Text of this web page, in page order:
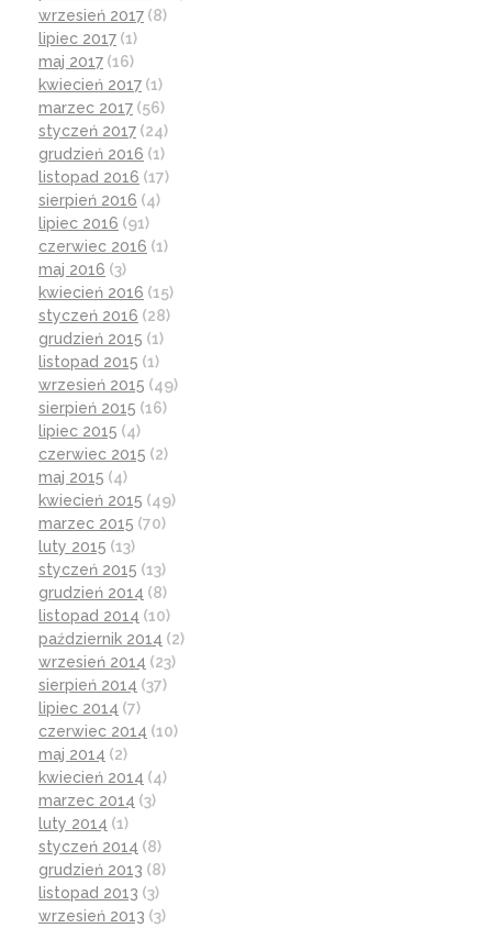
wrzesień 2017 (8)
lipiec 2017 (1)
maj 2017 (16)
kwiecień 2017 (1)
marzec 2017 (56)
styczeń 2017 (24)
grudzień 2016 (1)
listopad 2016 (17)
sierpień 2016 (4)
lipiec 2016 (91)
czerwiec 2016 (1)
maj 2016 (3)
kwiecień 2016 (15)
styczeń 2016 (28)
grudzień 2015 (1)
listopad 2015 (1)
wrzesień 2015 (49)
sierpień 2015 (16)
lipiec 2015 (4)
czerwiec 2015 (2)
maj 2015 (4)
kwiecień 2015 (49)
marzec 2015 (70)
luty 2015 (13)
styczeń 2015 (13)
grudzień 2014 (8)
listopad 2014 (10)
październik 2014 (2)
wrzesień 2014 (23)
sierpień 2014 (37)
lipiec 2014 (7)
czerwiec 2014 (10)
maj 2014 (2)
kwiecień 2014 (4)
marzec 2014 (3)
luty 2014 (1)
styczeń 2014 (8)
grudzień 2013 (8)
listopad 2013 (3)
wrzesień 2013 (3)